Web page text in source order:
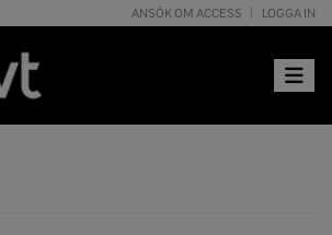
ANSÖK OM ACCESS LOGGA IN
Toggle